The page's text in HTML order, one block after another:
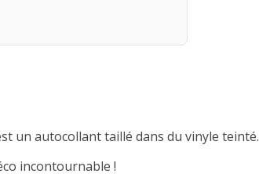
un autocollant taillé dans du vinyle teinté.
incontournable !